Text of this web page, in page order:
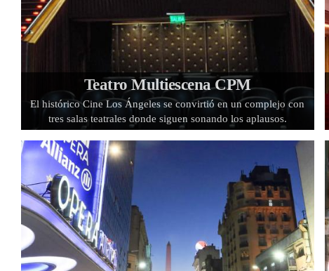
Teatro Multiescena CPM
El histórico Cine Los Ángeles se convirtió en un complejo con
tres salas teatrales donde siguen sonando los aplausos.